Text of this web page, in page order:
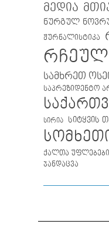
მედია
ნურგულ
ჟურნალისტიკა
სამხრეთ
საპრეზიდენტო
სირია სიტყვის
ქალთა უფლებები
ჯანდაცვა